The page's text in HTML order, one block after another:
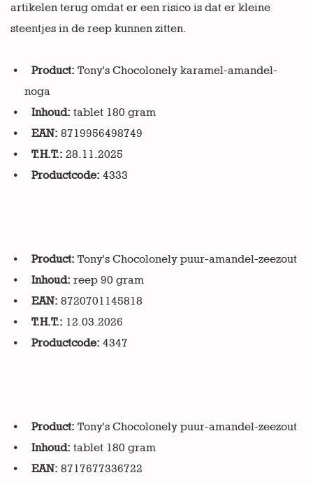
artikelen terug omdat er een risico is dat er kleine
steentjes in de reep kunnen zitten.
Product: Tony's Chocolonely karamel-amandel-
noga
Inhoud: tablet 180 gram
EAN: 8719956498749
T.H.T.: 28.11.2025
Productcode: 4333
Product: Tony's Chocolonely puur-amandel-zeezout
Inhoud: reep 90 gram
EAN: 8720701145818
T.H.T.: 12.03.2026
Productcode: 4347
Product: Tony's Chocolonely puur-amandel-zeezout
Inhoud: tablet 180 gram
EAN: 8717677336722